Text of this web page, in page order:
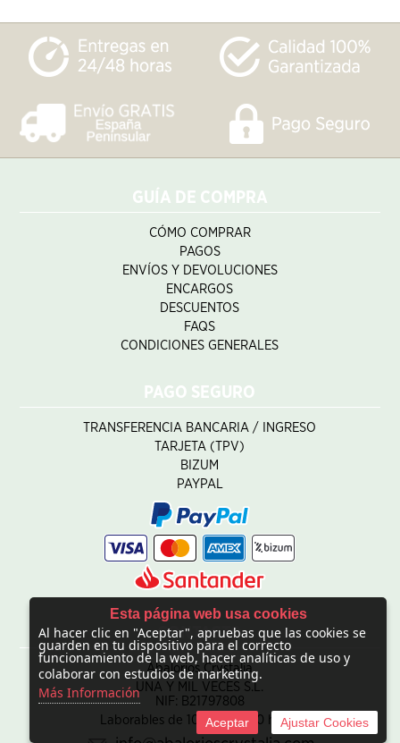
GUÍA DE COMPRA
CÓMO COMPRAR
PAGOS
ENVÍOS Y DEVOLUCIONES
ENCARGOS
DESCUENTOS
FAQS
CONDICIONES GENERALES
PAGO SEGURO
TRANSFERENCIA BANCARIA / INGRESO
TARJETA (TPV)
BIZUM
PAYPAL
CONTACTO
Abalorios Crystalia
UNA Y MIL VECES S.L.
NIF: B21797808
Laborables de 10:00 - 20:00 horas
Esta página web usa cookies
Al hacer clic en "Aceptar", apruebas que las cookies se
guarden en tu dispositivo para el correcto
funcionamiento de la web, hacer analíticas de uso y
colaborar con estudios de marketing.
Más Información
Aceptar Ajustar Cookies